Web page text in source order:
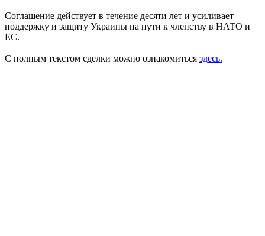
Соглашение действует в течение десяти лет и усиливает
поддержку и защиту Украины на пути к членству в НАТО и
ЕС.
С полным текстом сделки можно ознакомиться здесь.